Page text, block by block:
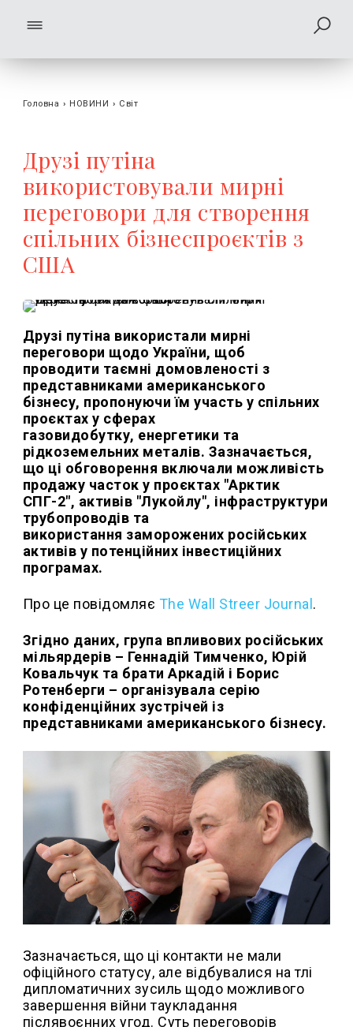
Головна › НОВИНИ › Світ
Друзі путіна
використовували мирні
переговори для створення
спільних бізнеспроєктів з
США
Друзі путіна використали мирні
переговори щодо України, щоб
проводити таємні домовленості з
представниками американського
бізнесу, пропонуючи їм участь у спільних
проєктах у сферах
газовидобутку, енергетики та
рідкоземельних металів. Зазначається,
що ці обговорення включали можливість
продажу часток у проєктах "Арктик
СПГ-2", активів "Лукойлу", інфраструктури
трубопроводів та
використання заморожених російських
активів у потенційних інвестиційних
програмах.
Про це повідомляє The Wall Streer Journal .
Згідно даних, група впливових російських
мільярдерів – Геннадій Тимченко, Юрій
Ковальчук та брати Аркадій і Борис
Ротенберги – організувала серію
конфіденційних зустрічей із
представниками американського бізнесу.
Зазначається, що ці контакти не мали
офіційного статусу, але відбувалися на тлі
дипломатичних зусиль щодо можливого
завершення війни таукладання
післявоєнних угод. Суть переговорів